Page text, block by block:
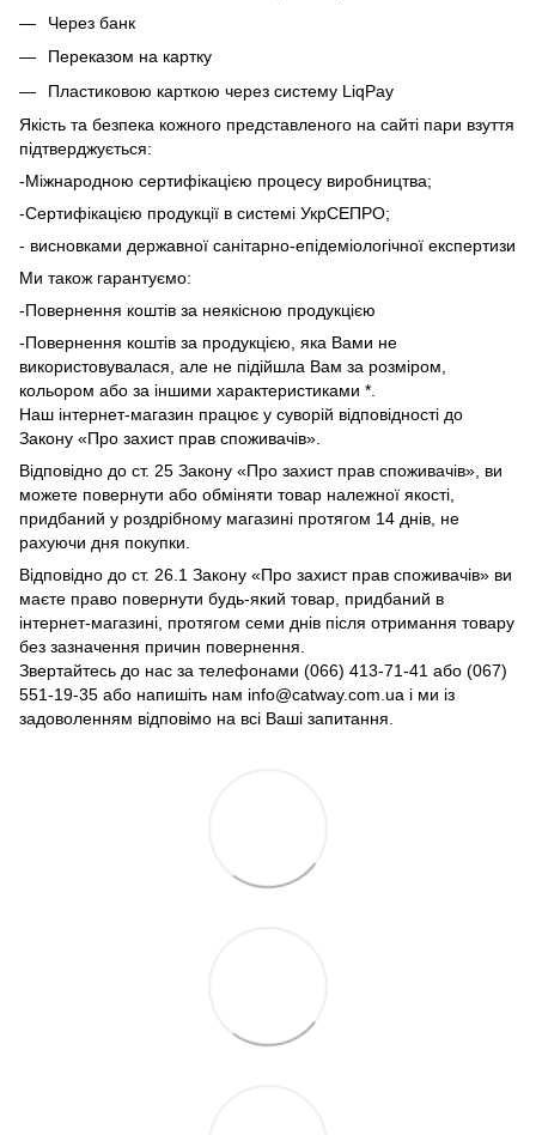
Через банк
Переказом на картку
Пластиковою карткою через систему LiqPay
Якість та безпека кожного представленого на сайті пари взуття
підтверджується:
-Міжнародною сертифікацією процесу виробництва;
-Сертифікацією продукції в системі УкрСЕПРО;
- висновками державної санітарно-епідеміологічної експертизи
Ми також гарантуємо:
-Повернення коштів за неякісною продукцією
-Повернення коштів за продукцією, яка Вами не
використовувалася, але не підійшла Вам за розміром,
кольором або за іншими характеристиками *.
Наш інтернет-магазин працює у суворій відповідності до
Закону «Про захист прав споживачів».
Відповідно до ст. 25 Закону «Про захист прав споживачів», ви
можете повернути або обміняти товар належної якості,
придбаний у роздрібному магазині протягом 14 днів, не
рахуючи дня покупки.
Відповідно до ст. 26.1 Закону «Про захист прав споживачів» ви
маєте право повернути будь-який товар, придбаний в
інтернет-магазині, протягом семи днів після отримання товару
без зазначення причин повернення.
Звертайтесь до нас за телефонами (066) 413-71-41 або (067)
551-19-35 або напишіть нам info@catway.com.ua і ми із
задоволенням відповімо на всі Ваші запитання.